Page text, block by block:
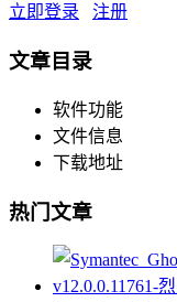
立即登录 注册
文章目录
软件功能
文件信息
下载地址
热门文章